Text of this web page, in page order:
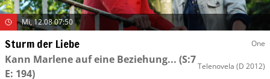
Mi, 12.08 07:50
Sturm der Liebe One
Kann Marlene auf eine Beziehung... (S:7
E: 194)
Telenovela (D 2012)